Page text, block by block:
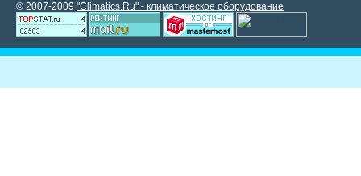
© 2007-2009 "Climatics.Ru" - климатическое оборудование